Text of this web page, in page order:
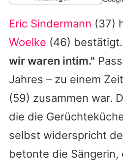
Eric Sindermann (37)
Woelke (46)
wir waren intim."
Jahres – zu einem
(59) zusammen war.
die die
selbst widerspricht
betonte die